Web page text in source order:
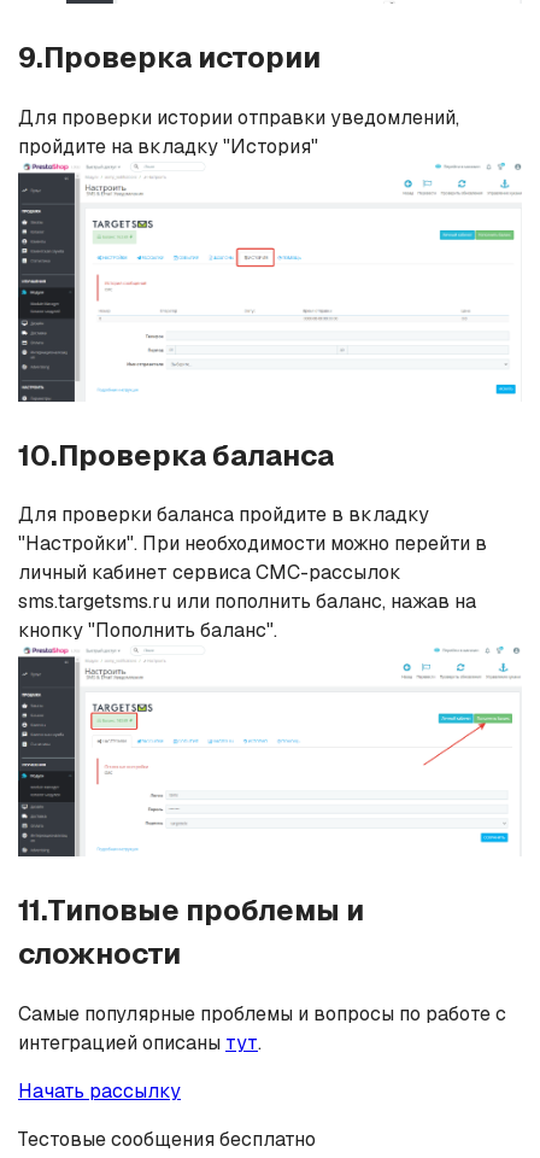
9.Проверка истории
Для проверки истории отправки уведомлений,
пройдите на вкладку "История"
10.Проверка баланса
Для проверки баланса пройдите в вкладку
"Настройки". При необходимости можно перейти в
личный кабинет сервиса СМС-рассылок
sms.targetsms.ru или пополнить баланс, нажав на
кнопку "Пополнить баланс".
11.Типовые проблемы и
сложности
Самые популярные проблемы и вопросы по работе с
интеграцией описаны тут.
Начать рассылку
Тестовые сообщения бесплатно